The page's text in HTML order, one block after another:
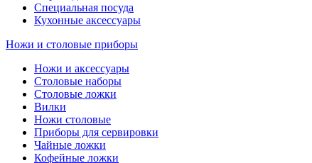
Специальная посуда
Кухонные аксессуары
Ножи и столовые приборы
Ножи и аксессуары
Столовые наборы
Столовые ложки
Вилки
Ножи столовые
Приборы для сервировки
Чайные ложки
Кофейные ложки